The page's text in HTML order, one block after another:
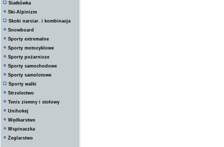
Siatkówka
Ski-Alpinizm
Skoki narciar. i kombinacja
Snowboard
Sporty extremalne
Sporty motocyklowe
Sporty pożarnicze
Sporty samochodowe
Sporty samolotowe
Sporty walki
Strzelectwo
Tenis ziemny i stołowy
Unihokej
Wędkarstwo
Wspinaczka
Żeglarstwo